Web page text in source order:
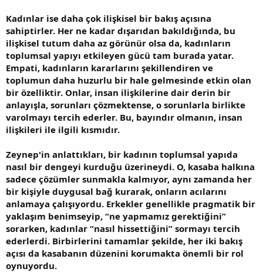
Kadınlar ise daha çok ilişkisel bir bakış açısına
sahiptirler. Her ne kadar dışarıdan bakıldığında, bu
ilişkisel tutum daha az görünür olsa da, kadınların
toplumsal yapıyı etkileyen gücü tam burada yatar.
Empati, kadınların kararlarını şekillendiren ve
toplumun daha huzurlu bir hale gelmesinde etkin olan
bir özelliktir. Onlar, insan ilişkilerine dair derin bir
anlayışla, sorunları çözmektense, o sorunlarla birlikte
varolmayı tercih ederler. Bu, bayındır olmanın, insan
ilişkileri ile ilgili kısmıdır.
Zeynep'in anlattıkları, bir kadının toplumsal yapıda
nasıl bir dengeyi kurduğu üzerineydi. O, kasaba halkına
sadece çözümler sunmakla kalmıyor, aynı zamanda her
bir kişiyle duygusal bağ kurarak, onların acılarını
anlamaya çalışıyordu. Erkekler genellikle pragmatik bir
yaklaşım benimseyip, “ne yapmamız gerektiğini”
sorarken, kadınlar “nasıl hissettiğini” sormayı tercih
ederlerdi. Birbirlerini tamamlar şekilde, her iki bakış
açısı da kasabanın düzenini korumakta önemli bir rol
oynuyordu.